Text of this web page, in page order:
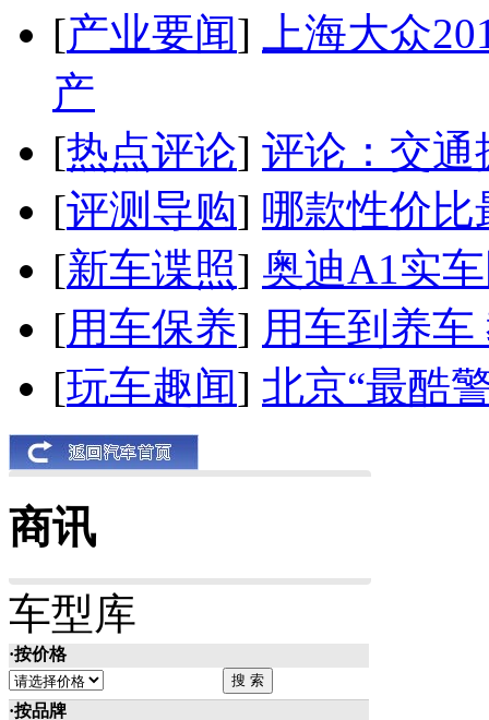
[产业要闻]
上海大众
产
[热点评论] 评论：交通
[评测导购] 哪款性价比
[新车谍照] 奥迪A1实
[用车保养] 用车到养
[玩车趣闻] 北京“最酷
商讯
车型库
·按价格
·按品牌